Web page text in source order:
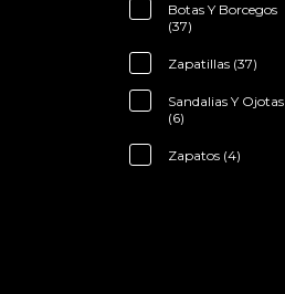
Botas Y Borcegos
(37)
Zapatillas (37)
Sandalias Y Ojotas
(6)
Zapatos (4)